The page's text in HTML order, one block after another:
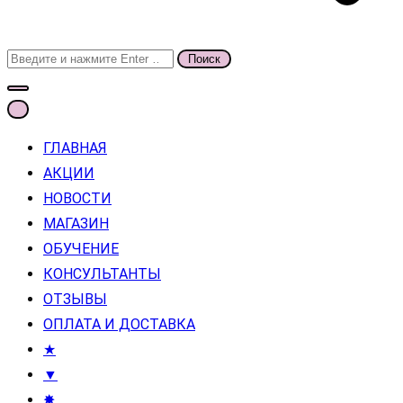
Поиск
для:
ГЛАВНАЯ
АКЦИИ
НОВОСТИ
МАГАЗИН
ОБУЧЕНИЕ
КОНСУЛЬТАНТЫ
ОТЗЫВЫ
ОПЛАТА И ДОСТАВКА
★
▼